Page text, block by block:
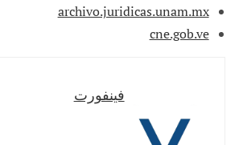
archivo.juridicas.unam.mx
cne.gob.ve
فينفورت